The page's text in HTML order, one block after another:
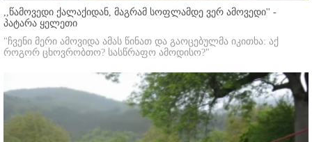
,,წამოვედი ქალაქიდან, მაგრამ სოფლამდე ვერ ამოვედი'' -
პატარა ყელეთი
"ჩვენი მერი ამოვიდა ამას წინათ და გაოცებულმა იკითხა: აქ
როგორ ცხოვრობთო? სასწრაფო ამოდისო?"